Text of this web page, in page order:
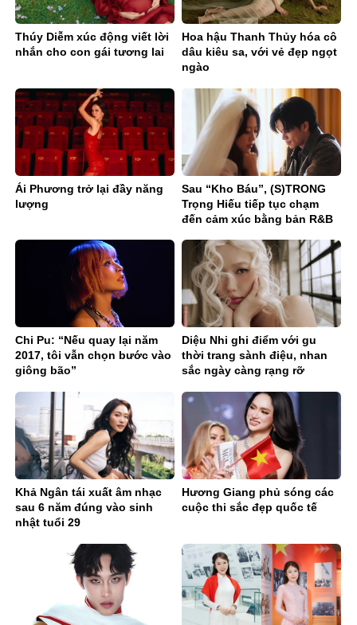
Thúy Diễm xúc động viết lời
nhắn cho con gái tương lai
Hoa hậu Thanh Thủy hóa cô
dâu kiêu sa, với vẻ đẹp ngọt
ngào
Ái Phương trở lại đầy năng
lượng
Sau “Kho Báu”, (S)TRONG
Trọng Hiếu tiếp tục chạm
đến cảm xúc bằng bản R&B
Chi Pu: “Nếu quay lại năm
2017, tôi vẫn chọn bước vào
giông bão”
Diệu Nhi ghi điểm với gu
thời trang sành điệu, nhan
sắc ngày càng rạng rỡ
Khả Ngân tái xuất âm nhạc
sau 6 năm đúng vào sinh
nhật tuổi 29
Hương Giang phủ sóng các
cuộc thi sắc đẹp quốc tế